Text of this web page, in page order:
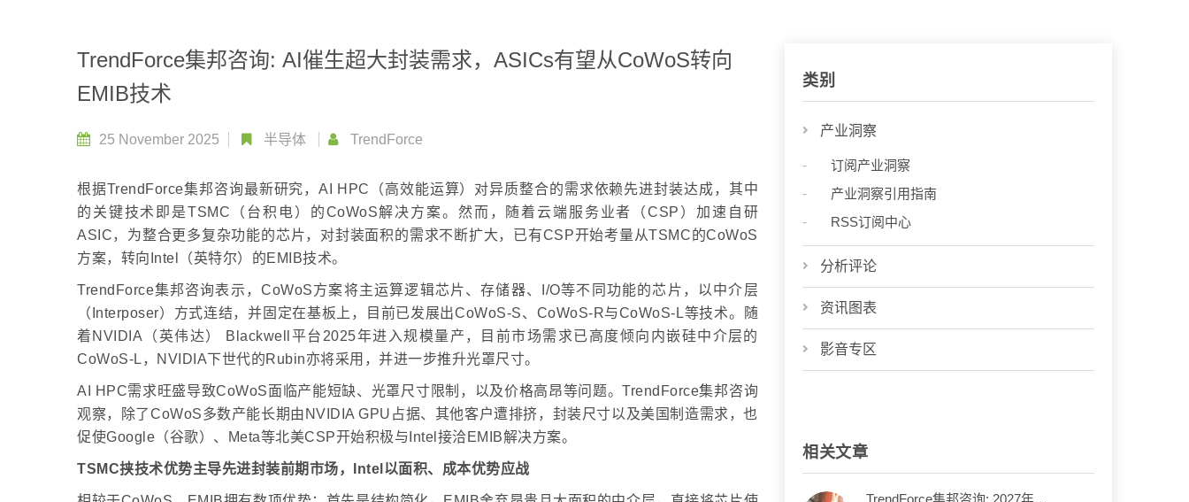
TrendForce集邦咨询: AI催生超大封装需求，ASICs有望从CoWoS转向
EMIB技术
25 November 2025 半导体 TrendForce
根据TrendForce集邦咨询最新研究，AI HPC（高效能运算）对异质整合的需求依赖先进封装达成，其中
的关键技术即是TSMC（台积电）的CoWoS解决方案。然而，随着云端服务业者（CSP）加速自研
ASIC，为整合更多复杂功能的芯片，对封装面积的需求不断扩大，已有CSP开始考量从TSMC的CoWoS
方案，转向Intel（英特尔）的EMIB技术。
TrendForce集邦咨询表示，CoWoS方案将主运算逻辑芯片、存储器、I/O等不同功能的芯片，以中介层
（Interposer）方式连结，并固定在基板上，目前已发展出CoWoS-S、CoWoS-R与CoWoS-L等技术。随
着NVIDIA（英伟达） Blackwell平台2025年进入规模量产，目前市场需求已高度倾向内嵌硅中介层的
CoWoS-L，NVIDIA下世代的Rubin亦将采用，并进一步推升光罩尺寸。
AI HPC需求旺盛导致CoWoS面临产能短缺、光罩尺寸限制，以及价格高昂等问题。TrendForce集邦咨询
观察，除了CoWoS多数产能长期由NVIDIA GPU占据、其他客户遭排挤，封装尺寸以及美国制造需求，也
促使Google（谷歌）、Meta等北美CSP开始积极与Intel接洽EMIB解决方案。
TSMC挟技术优势主导先进封装前期市场，Intel以面积、成本优势应战
类别
产业洞察
订阅产业洞察
产业洞察引用指南
RSS订阅中心
分析评论
资讯图表
影音专区
相关文章
TrendForce集邦咨询: 2027年